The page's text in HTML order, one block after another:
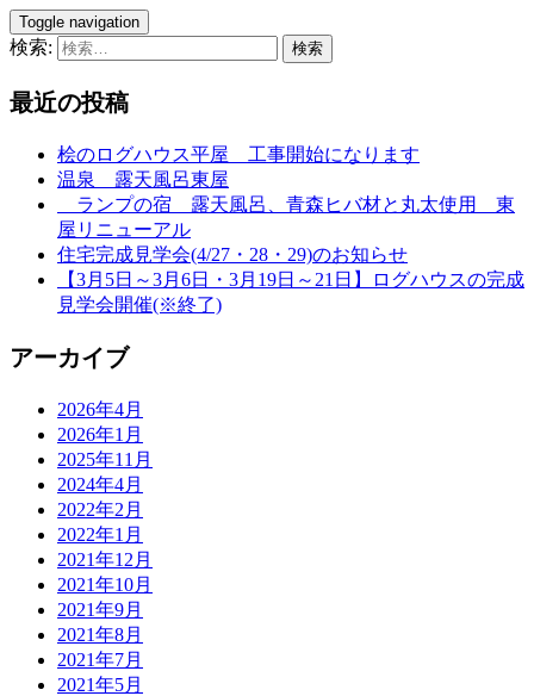
Toggle navigation
検索:
最近の投稿
桧のログハウス平屋 工事開始になります
温泉 露天風呂東屋
ランプの宿 露天風呂、青森ヒバ材と丸太使用 東
屋リニューアル
住宅完成見学会(4/27・28・29)のお知らせ
【3月5日～3月6日・3月19日～21日】ログハウスの完成
見学会開催(※終了)
アーカイブ
2026年4月
2026年1月
2025年11月
2024年4月
2022年2月
2022年1月
2021年12月
2021年10月
2021年9月
2021年8月
2021年7月
2021年5月